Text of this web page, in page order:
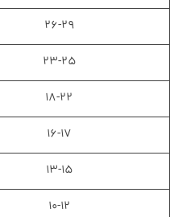
۲۶-۲۹
۲۳-۲۵
۱۸-۲۲
۱۶-۱۷
۱۳-۱۵
۱۰-۱۲